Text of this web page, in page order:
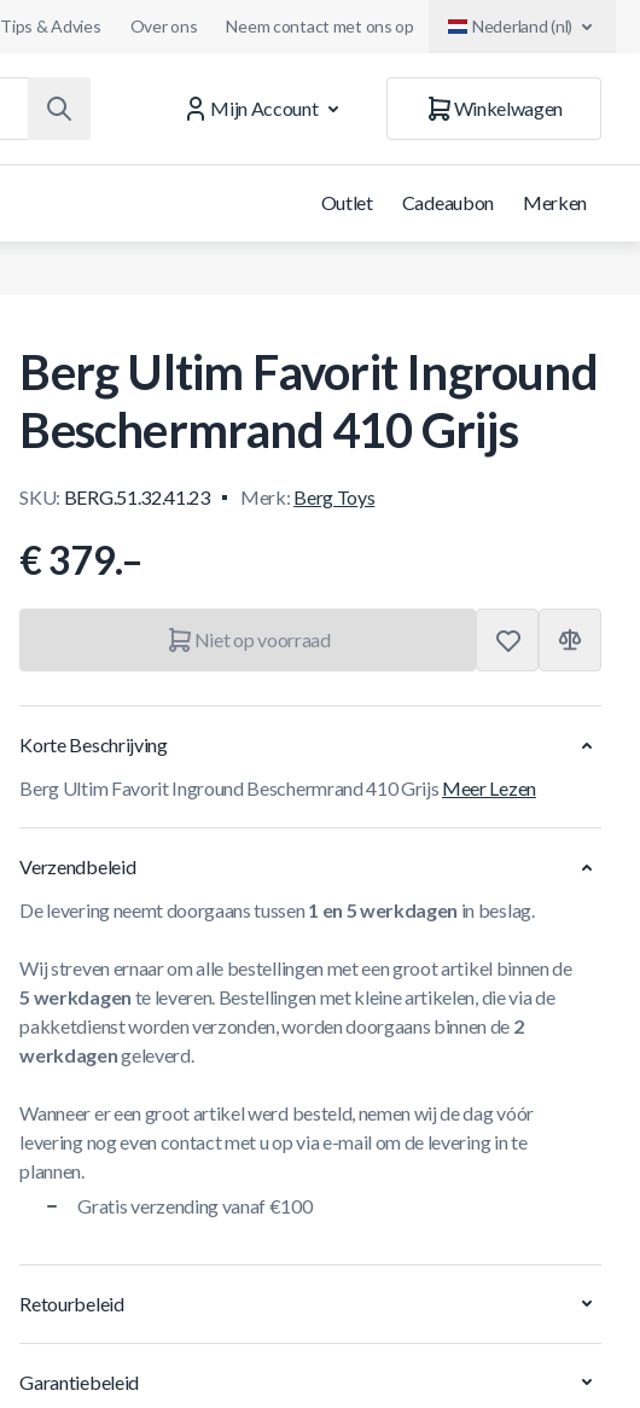
Tips & Advies Over ons Neem contact met ons op Nederland (nl)
Mijn Account
Winkelwagen
Outlet Cadeaubon Merken
Berg Ultim Favorit Inground
Beschermrand 410 Grijs
SKU: BERG.51.32.41.23 Merk: Berg Toys
€ 379.–
Niet op voorraad
Korte Beschrijving
Berg Ultim Favorit Inground Beschermrand 410 Grijs Meer Lezen
Verzendbeleid
De levering neemt doorgaans tussen 1 en 5 werkdagen in beslag.
Wij streven ernaar om alle bestellingen met een groot artikel binnen de
5 werkdagen te leveren. Bestellingen met kleine artikelen, die via de
pakketdienst worden verzonden, worden doorgaans binnen de 2
werkdagengeleverd.
Wanneer er een groot artikel werd besteld, nemen wij de dag vóór
levering nog even contact met u op via e-mail om de levering in te
plannen.
Gratis verzending vanaf €100
Retourbeleid
Garantiebeleid